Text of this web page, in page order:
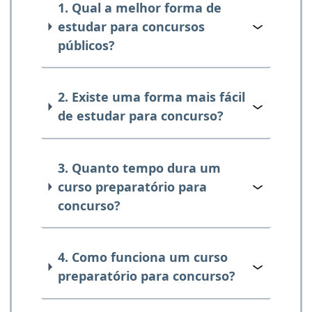
1. Qual a melhor forma de
estudar para concursos
públicos?
2. Existe uma forma mais fácil
de estudar para concurso?
3. Quanto tempo dura um
curso preparatório para
concurso?
4. Como funciona um curso
preparatório para concurso?